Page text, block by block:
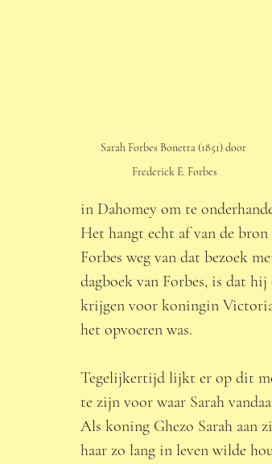
Sarah Forbes Bonetta (1851) door
Frederick E. Forbes
in Dahomey om te
Het hangt echt af van de
Forbes weg van dat bezoek
dagboek van Forbes, is dat
krijgen voor koningin Victoria,
het opvoeren was.
Tegelijkertijd lijkt er op dit
te zijn voor waar Sarah
Als koning Ghezo Sarah aan
haar zo lang in leven wilde